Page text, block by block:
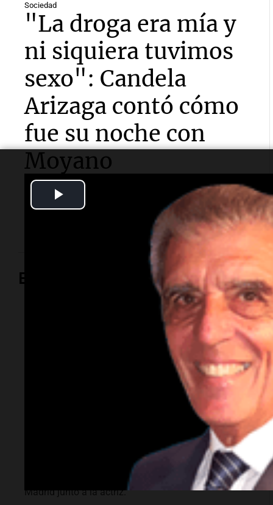
Sociedad
"La droga era mía y
ni siquiera tuvimos
sexo": Candela
Arizaga contó cómo
fue su noche con
Moyano
La influencer declaró ante la Fiscalía por el episodio
ocurrido esta semana y aseguró que el hijo del
Espectáculos
El Rayo Vallecano
busca fichar a Icardi
y la China Suárez se
Luego de resolver su situación legal, el delantero
argentino está en la mira del Rayo Vallecano.
Detalles sobre la oferta y su búsqueda de vivienda en
Madrid junto a la actriz.